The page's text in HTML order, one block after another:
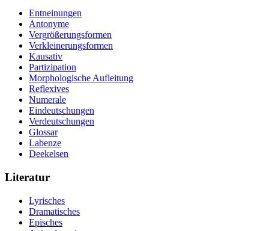
Entneinungen
Antonyme
Vergrößerungsformen
Verkleinerungsformen
Kausativ
Partizipation
Morphologische Aufleitung
Reflexives
Numerale
Eindeutschungen
Verdeutschungen
Glossar
Labenze
Deekelsen
Literatur
Lyrisches
Dramatisches
Episches